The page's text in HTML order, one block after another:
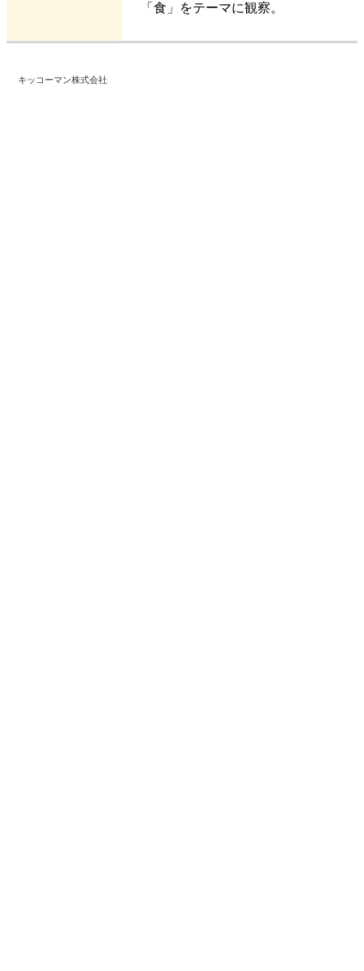
「食」をテーマに観察。
キッコーマン株式会社